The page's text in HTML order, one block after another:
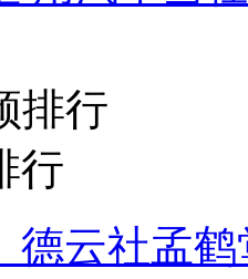
排行
行
德云社孟